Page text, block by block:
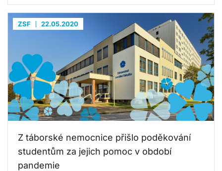
ZSF 22.05.2020
Z táborské nemocnice přišlo poděkování
studentům za jejich pomoc v období
pandemie